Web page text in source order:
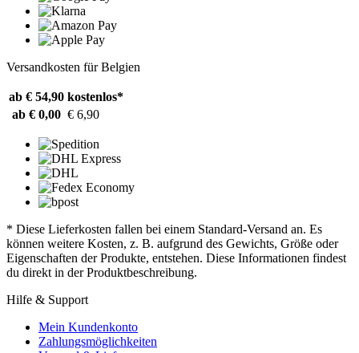
Versandkosten für Belgien
ab € 54,90 kostenlos*
ab € 0,00 € 6,90
* Diese Lieferkosten fallen bei einem Standard-Versand an. Es
können weitere Kosten, z. B. aufgrund des Gewichts, Größe oder
Eigenschaften der Produkte, entstehen. Diese Informationen findest
du direkt in der Produktbeschreibung.
Hilfe & Support
Mein Kundenkonto
Zahlungsmöglichkeiten